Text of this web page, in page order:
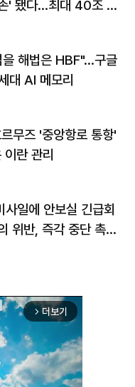
' 됐다…최대 40조 투
을 해법은 HBF"…구글
대 AI 메모리
무즈 '중앙항로 통항'
란 관리
일에 안보실 긴급회
위반, 즉각 중단 촉
arrow_forward_ios 더보기